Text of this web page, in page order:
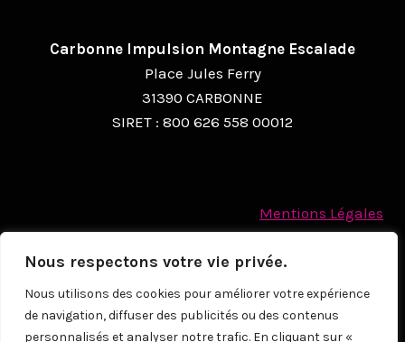
Nous respectons votre vie privée.
Nous utilisons des cookies pour améliorer votre expérience
de navigation, diffuser des publicités ou des contenus
personnalisés et analyser notre trafic. En cliquant sur «
O
M
E
Carbonne Impulsion Montagne Escalade
Place Jules Ferry
31390 CARBONNE
SIRET : 800 626 558 00012
Mentions Légales
Politique des cookies
Protection des Données à caractère personnel
© 2026